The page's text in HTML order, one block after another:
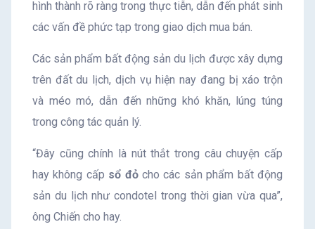
hình thành rõ ràng trong thực tiễn, dẫn đến phát sinh
các vấn đề phức tạp trong giao dịch mua bán.
Các sản phẩm bất động sản du lịch được xây dựng
trên đất du lịch, dịch vụ hiện nay đang bị xáo trộn
và méo mó, dẫn đến những khó khăn, lúng túng
trong công tác quản lý.
“Đây cũng chính là nút thắt trong câu chuyện cấp
hay không cấp sổ đỏcho các sản phẩm bất động
sản du lịch như condotel trong thời gian vừa qua”,
ông Chiến cho hay.